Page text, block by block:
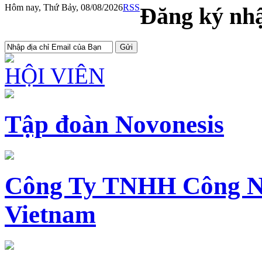
Hôm nay, Thứ Bảy, 08/08/2026RSSĐăng ký
HỘI VIÊN
Tập đoàn Novonesis
Công Ty TNHH Công
Vietnam